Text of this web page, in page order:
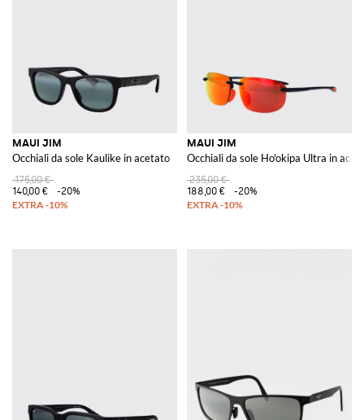
MAUI JIM
Occhiali da sole Kaulike in acetato
175,00 €
140,00 €
-20%
MAUI JIM
Occhiali da sole Ho'okipa Ultra in
235,00 €
188,00 €
-20%